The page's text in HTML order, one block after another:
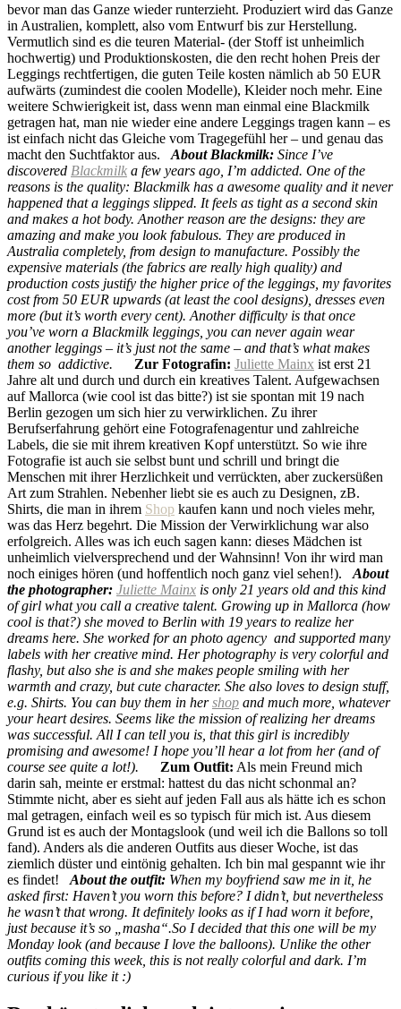
bevor man das Ganze wieder runterzieht. Produziert wird das Ganze
in Australien, komplett, also vom Entwurf bis zur Herstellung.
Vermutlich sind es die teuren Material- (der Stoff ist unheimlich
hochwertig) und Produktionskosten, die den recht hohen Preis der
Leggings rechtfertigen, die guten Teile kosten nämlich ab 50 EUR
aufwärts (zumindest die coolen Modelle), Kleider noch mehr. Eine
weitere Schwierigkeit ist, dass wenn man einmal eine Blackmilk
getragen hat, man nie wieder eine andere Leggings tragen kann – es
ist einfach nicht das Gleiche vom Tragegefühl her – und genau das
macht den Suchtfaktor aus. About Blackmilk: Since I’ve
discovered Blackmilk a few years ago, I’m addicted. One of the
reasons is the quality: Blackmilk has a awesome quality and it never
happened that a leggings slipped. It feels as tight as a second skin
and makes a hot body. Another reason are the designs: they are
amazing and make you look fabulous. They are produced in
Australia completely, from design to manufacture. Possibly the
expensive materials (the fabrics are really high quality) and
production costs justify the higher price of the leggings, my favorites
cost from 50 EUR upwards (at least the cool designs), dresses even
more (but it’s worth every cent). Another difficulty is that once
you’ve worn a Blackmilk leggings, you can never again wear
another leggings – it’s just not the same – and that’s what makes
them so addictive.
Zur Fotografin: Juliette Mainx ist erst 21
Jahre alt und durch und durch ein kreatives Talent. Aufgewachsen
auf Mallorca (wie cool ist das bitte?) ist sie spontan mit 19 nach
Berlin gezogen um sich hier zu verwirklichen. Zu ihrer
Berufserfahrung gehört eine Fotografenagentur und zahlreiche
Labels, die sie mit ihrem kreativen Kopf unterstützt. So wie ihre
Fotografie ist auch sie selbst bunt und schrill und bringt die
Menschen mit ihrer Herzlichkeit und verrückten, aber zuckersüßen
Art zum Strahlen. Nebenher liebt sie es auch zu Designen, zB.
Shirts, die man in ihrem Shop kaufen kann und noch vieles mehr,
was das Herz begehrt. Die Mission der Verwirklichung war also
erfolgreich. Alles was ich euch sagen kann: dieses Mädchen ist
unheimlich vielversprechend und der Wahnsinn! Von ihr wird man
noch einiges hören (und hoffentlich noch ganz viel sehen!). About
the photographer: Juliette Mainx is only 21 years old and this kind
of girl what you call a creative talent. Growing up in Mallorca (how
cool is that?) she moved to Berlin with 19 years to realize her
dreams here. She worked for an photo agency and supported many
labels with her creative mind. Her photography is very colorful and
flashy, but also she is and she makes people smiling with her
warmth and crazy, but cute character. She also loves to design stuff,
e.g. Shirts. You can buy them in hershop and much more, whatever
your heart desires. Seems like the mission of realizing her dreams
was successful. All I can tell you is, that this girl is incredibly
promising and awesome! I hope you’ll hear a lot from her (and of
course see quite a lot!).
Zum Outfit: Als mein Freund mich
darin sah, meinte er erstmal: hattest du das nicht schonmal an?
Stimmte nicht, aber es sieht auf jeden Fall aus als hätte ich es schon
mal getragen, einfach weil es so typisch für mich ist. Aus diesem
Grund ist es auch der Montagslook (und weil ich die Ballons so toll
fand). Anders als die anderen Outfits aus dieser Woche, ist das
ziemlich düster und eintönig gehalten. Ich bin mal gespannt wie ihr
es findet! About the outfit: When my boyfriend saw me in it, he
asked first: Haven’t you worn this before? I didn’t, but nevertheless
he wasn’t that wrong. It definitely looks as if I had worn it before,
just because it’s so „masha“.So I decided that this one will be my
Monday look (and because I love the balloons). Unlike the other
outfits coming this week, this is not really colorful and dark. I’m
curious if you like it :)